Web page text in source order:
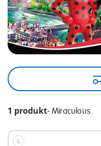
1 produkt- Miraculous
L